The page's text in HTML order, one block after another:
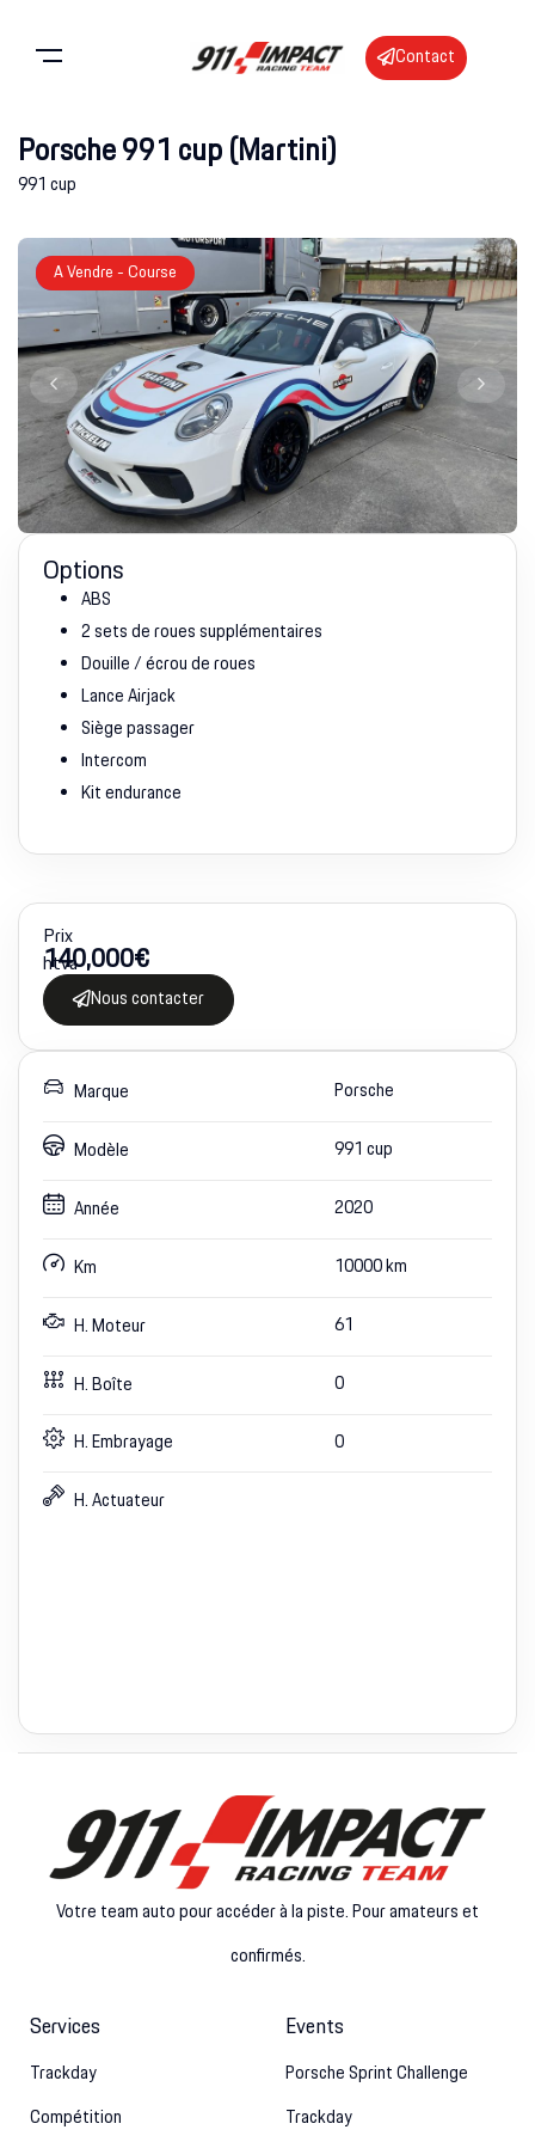
Contact
Porsche 991 cup (Martini)
991 cup
Featured
A Vendre - Course
Options
ABS
2 sets de roues supplémentaires
Douille / écrou de roues
Lance Airjack
Siège passager
Intercom
Kit endurance
Prix
140,000€
htva
Nous contacter
Marque Porsche
Modèle 991 cup
Année 2020
Km 10000km
H. Moteur 61
H. Boîte 0
H. Embrayage 0
H. Actuateur
Votre team auto pour accéder à la piste. Pour amateurs et
confirmés.
Services
Trackday
Compétition
Events
Porsche Sprint Challenge
Trackday